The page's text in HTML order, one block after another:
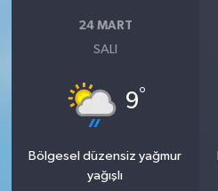
24 MART
SALI
9°
Bölgesel düzensiz yağmur
yağışlı